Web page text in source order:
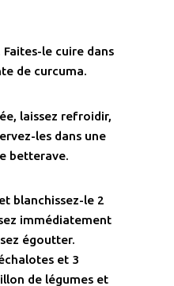
le cuire dans
de curcuma.
laissez refroidir,
les dans une
betterave.
blanchissez-le 2
immédiatement
égoutter.
et 3
de légumes et